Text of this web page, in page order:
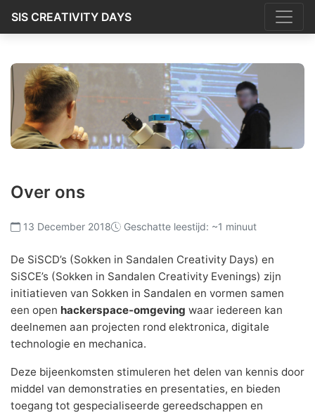
SIS CREATIVITY DAYS
Over ons
13 December 2018 Geschatte leestijd: ~1 minuut
De SiSCD’s (Sokken in Sandalen Creativity Days) en
SiSCE’s (Sokken in Sandalen Creativity Evenings) zijn
initiatieven van Sokken in Sandalen en vormen samen
een open hackerspace-omgeving waar iedereen kan
deelnemen aan projecten rond elektronica, digitale
technologie en mechanica.
Deze bijeenkomsten stimuleren het delen van kennis door
middel van demonstraties en presentaties, en bieden
toegang tot gespecialiseerde gereedschappen en